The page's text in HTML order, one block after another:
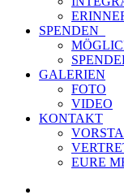
SPENDEN
GALERIEN
FOTO
VIDEO
KONTAKT
EURE